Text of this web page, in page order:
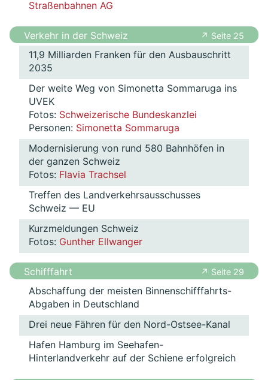
Straßenbahnen AG
Verkehr in der Schweiz ↗ Seite 25
11,9 Milliarden Franken für den Ausbauschritt
2035
Der weite Weg von Simonetta Sommaruga ins
UVEK
Fotos: Schweizerische Bundeskanzlei
Personen: Simonetta Sommaruga
Modernisierung von rund 580 Bahnhöfen in
der ganzen Schweiz
Fotos: Flavia Trachsel
Treffen des Landverkehrsausschusses
Schweiz — EU
Kurzmeldungen Schweiz
Fotos: Gunther Ellwanger
Schifffahrt ↗ Seite 29
Abschaffung der meisten Binnenschifffahrts-
Abgaben in Deutschland
Drei neue Fähren für den Nord-Ostsee-Kanal
Hafen Hamburg im Seehafen-
Hinterlandverkehr auf der Schiene erfolgreich